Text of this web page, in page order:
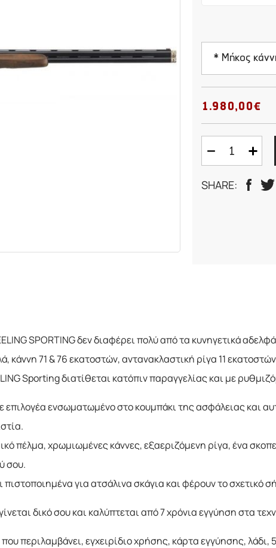
* Μήκος
71cm
76cm
1.980,00€
SHARE:
SPORTING δεν διαφέρει πολύ από τα κυνηγετικά
κάννη 71 & 76 εκατοστών, αντανακλαστική ρίγα 11
Sporting διατίθεται κατόπιν παραγγελίας και με
ενσωματωμένο στο κουμπάκι της ασφάλειας και
πέλμα, χρωμιωμένες κάννες, εξαεριζόμενη ρίγα, ένα
σου.
πιστοποιημένα για ατσάλινα σκάγια και φέρουν το
δικό σου και καλύπτεται από 7 χρόνια εγγύηση στα
περιλαμβάνει, εγχειρίδιο χρήσης, κάρτα εγγύησης, λάδι,